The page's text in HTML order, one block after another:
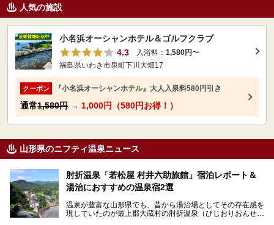
人気の施設
小名浜オーシャンホテル＆ゴルフクラブ
4.3
入浴料： 1,580円〜
福島県いわき市泉町下川大畑17
クーポン 『小名浜オーシャンホテル』大人入泉料580円引き
通常1,580円 → 1,000円（580円お得！）
山形県のニフティ温泉ニュース
肘折温泉「若松屋 村井六助旅館」宿泊レポート＆
湯治におすすめの温泉宿2選
温泉が豊富な山形県でも、昔から湯治場としてその存在感を
現していたのが最上郡大蔵村の肘折温泉（ひじおりおんせ